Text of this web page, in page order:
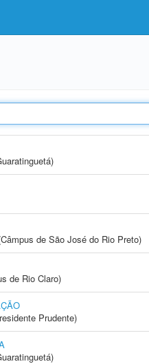
de São José do Rio Preto)
de Rio Claro)
Prudente)